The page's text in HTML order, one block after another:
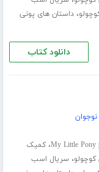
،داستان های پونی
دانلود کتاب
،کمیک
، سریال اسب